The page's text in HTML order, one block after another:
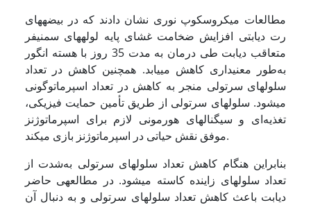
مطالعات میکروسکوپ نوری نشان دادند که در بیضه­های
رت دیابتی افزایش ضخامت غشای پایه لوله­های سمنیفر
متعاقب دیابت طی درمان به مدت 35 روز با هسته انگور
به‌طور معنی­داری کاهش می­یابد. همچنین کاهش در تعداد
سلول­های سرتولی منجر به کاهش در تعداد اسپرماتوگونی
می­شود. سلول­های سرتولی از طریق تأمین حمایت فیزیکی،
تغذیه‌ای و سیگنال­های هورمونی لازم برای اسپرماتوژنز
موفق نقش حیاتی در اسپرماتوژنز بازی می­کند.
بنابراین هنگام کاهش تعداد سلول­های سرتولی به‌شدت از
تعداد سلول­های زاینده کاسته می­شود. در مطالعه­ی حاضر
دیابت باعث کاهش تعداد سلول­های سرتولی و به دنبال آن